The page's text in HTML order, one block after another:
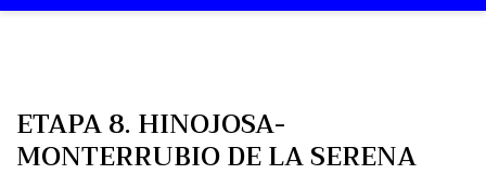
ETAPA 8. HINOJOSA-
MONTERRUBIO DE LA SERENA